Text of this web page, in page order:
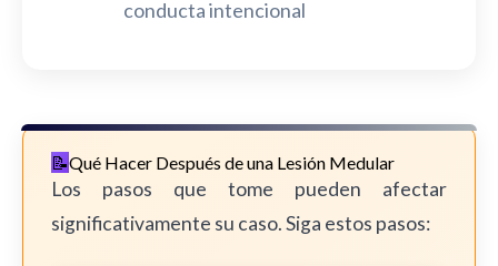
conducta intencional
Qué Hacer Después de una Lesión Medular
Los pasos que tome pueden afectar
significativamente su caso. Siga estos pasos: